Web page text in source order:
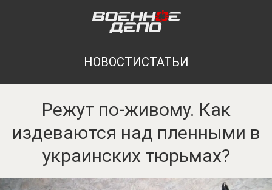
НОВОСТИСТАТЬИ
Режут по-живому. Как
издеваются над пленными в
украинских тюрьмах?